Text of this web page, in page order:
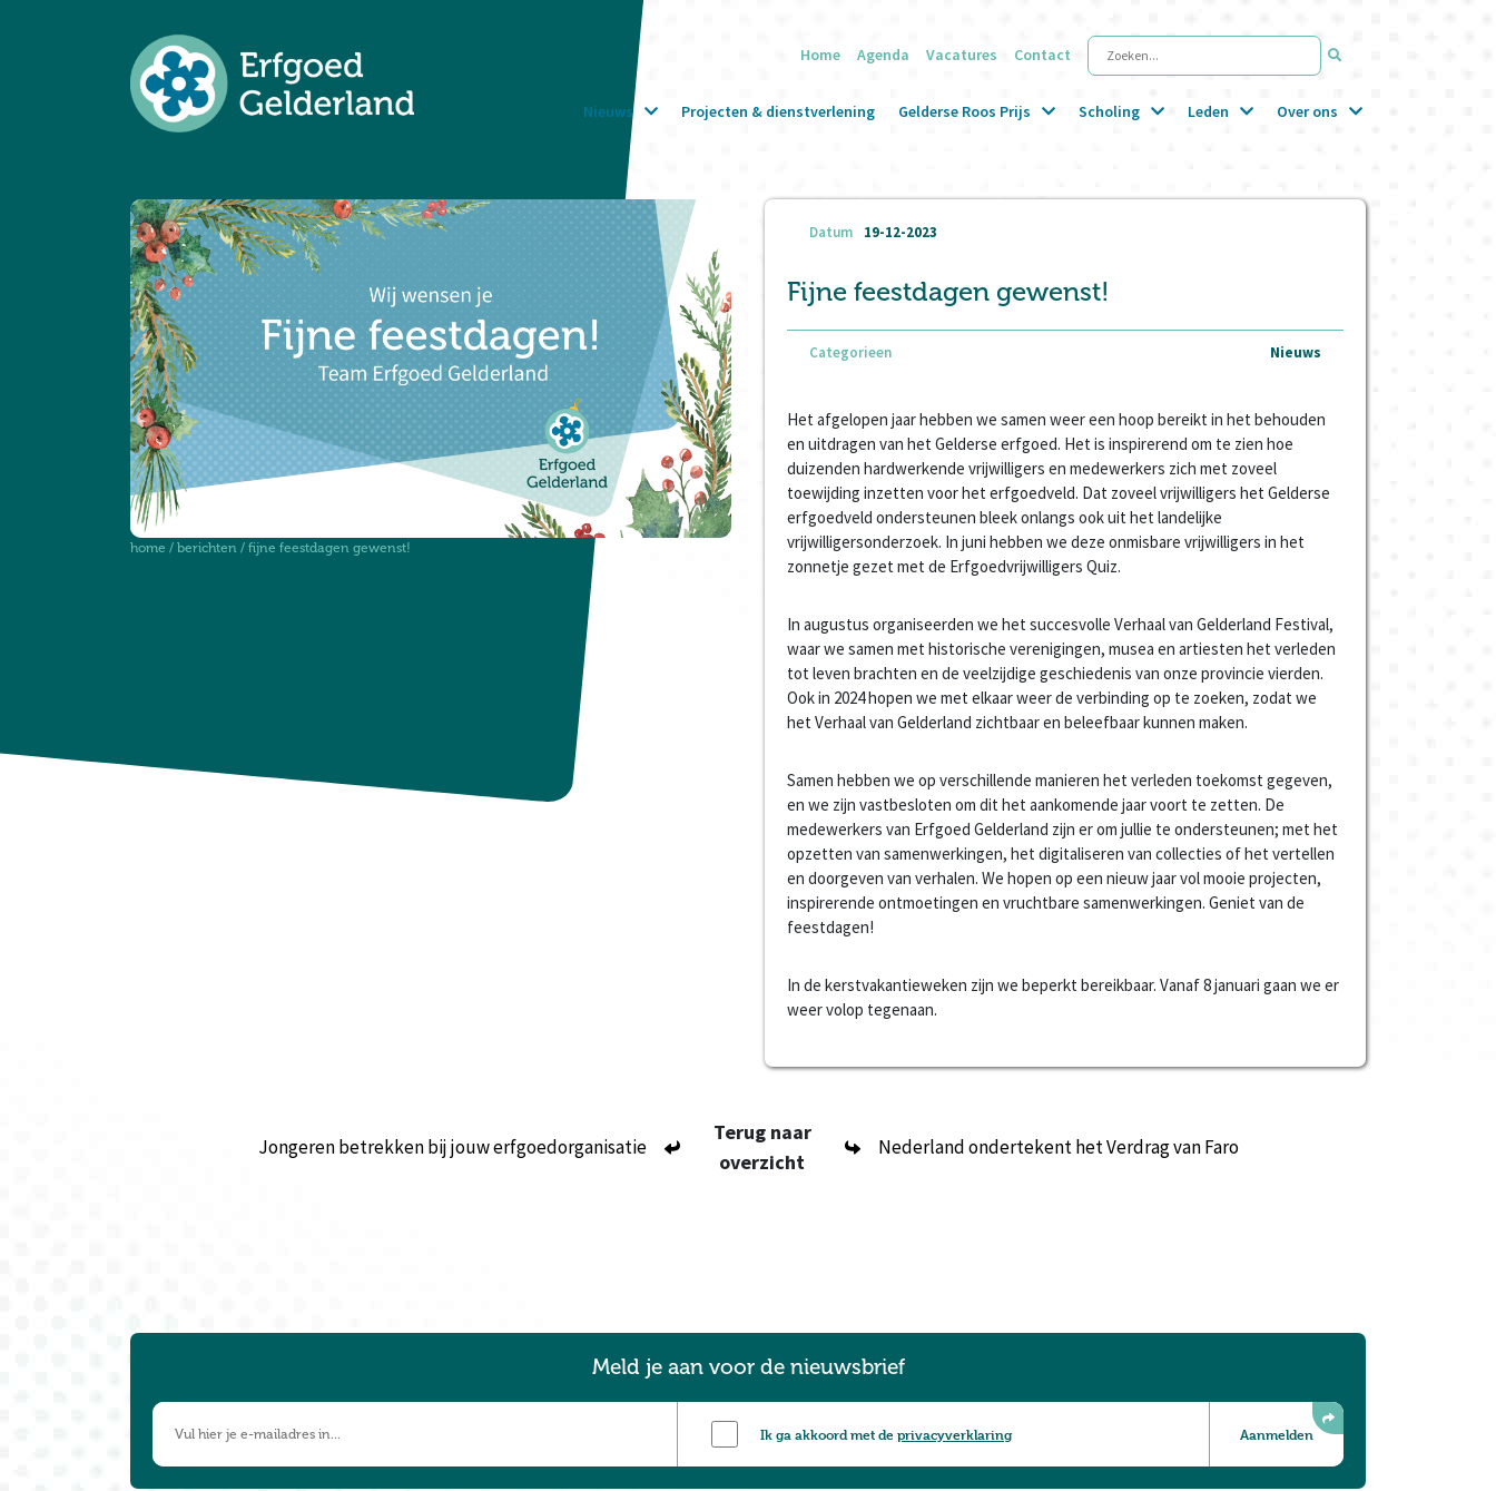
Home Agenda Vacatures Contact Zoeken...
Nieuws Projecten & dienstverlening Gelderse Roos Prijs Scholing Leden Over ons
home / berichten / fijne feestdagen gewenst!
Datum 19-12-2023
Fijne feestdagen gewenst!
Categorieen Nieuws
Het afgelopen jaar hebben we samen weer een hoop bereikt in het behouden
en uitdragen van het Gelderse erfgoed. Het is inspirerend om te zien hoe
duizenden hardwerkende vrijwilligers en medewerkers zich met zoveel
toewijding inzetten voor het erfgoedveld. Dat zoveel vrijwilligers het Gelderse
erfgoedveld ondersteunen bleek onlangs ook uit het landelijke
vrijwilligersonderzoek. In juni hebben we deze onmisbare vrijwilligers in het
zonnetje gezet met de Erfgoedvrijwilligers Quiz.
In augustus organiseerden we het succesvolle Verhaal van Gelderland Festival,
waar we samen met historische verenigingen, musea en artiesten het verleden
tot leven brachten en de veelzijdige geschiedenis van onze provincie vierden.
Ook in 2024 hopen we met elkaar weer de verbinding op te zoeken, zodat we
het Verhaal van Gelderland zichtbaar en beleefbaar kunnen maken.
Samen hebben we op verschillende manieren het verleden toekomst gegeven,
en we zijn vastbesloten om dit het aankomende jaar voort te zetten. De
medewerkers van Erfgoed Gelderland zijn er om jullie te ondersteunen; met het
opzetten van samenwerkingen, het digitaliseren van collecties of het vertellen
en doorgeven van verhalen. We hopen op een nieuw jaar vol mooie projecten,
inspirerende ontmoetingen en vruchtbare samenwerkingen. Geniet van de
feestdagen!
In de kerstvakantieweken zijn we beperkt bereikbaar. Vanaf 8 januari gaan we er
weer volop tegenaan.
Jongeren betrekken bij jouw erfgoedorganisatie
Terug naar
overzicht
Nederland ondertekent het Verdrag van Faro
Meld je aan voor de nieuwsbrief
Ik ga akkoord met deprivacyverklaring